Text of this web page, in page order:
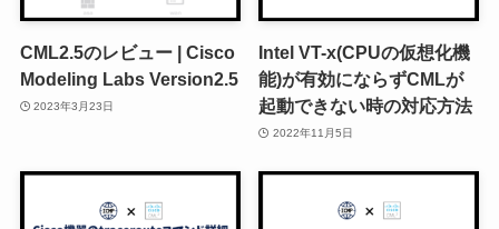
CML2.5のレビュー | Cisco
Modeling Labs Version2.5
2023年3月23日
Intel VT-x(CPUの仮想化機
能)が有効にならずCMLが
起動できない時の対応方法
2022年11月5日